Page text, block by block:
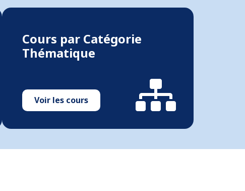
Cours par Catégorie
Thématique
Voir les cours